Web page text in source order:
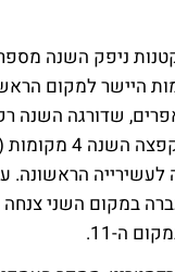
ניפק השנה
6 מקומות היישר
אפרים, שדורגה השנה
לעשירייה הראשונה.
במקום השני
ה-11.